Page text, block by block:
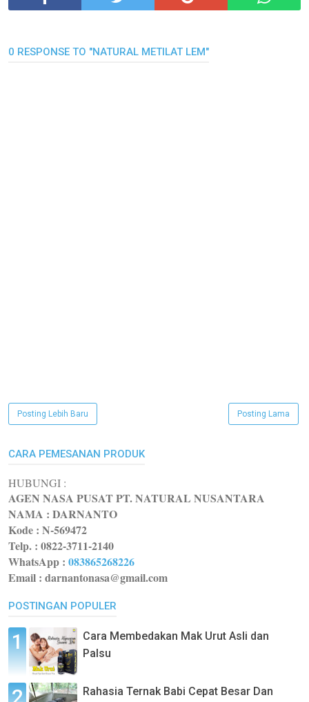
0 RESPONSE TO "NATURAL METILAT LEM"
Posting Lebih Baru Posting Lama
CARA PEMESANAN PRODUK
HUBUNGI :
AGEN NASA PUSAT PT. NATURAL NUSANTARA
NAMA : DARNANTO
Kode : N-569472
Telp. : 0822-3711-2140
WhatsApp : 083865268226
Email : darnantonasa@gmail.com
POSTINGAN POPULER
Cara Membedakan Mak Urut Asli dan
Palsu
Rahasia Ternak Babi Cepat Besar Dan